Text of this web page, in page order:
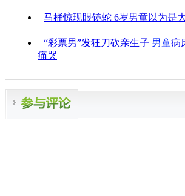
马桶惊现眼镜蛇 6岁男童以为是
“彩票男”发狂刀砍亲生子 男童病
痛哭